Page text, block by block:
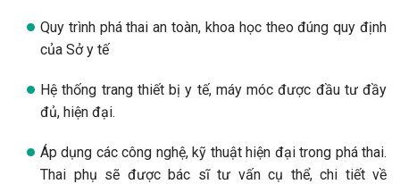
Phòng khám Đa khoa Quốc tế Hà Nội là địa chỉ đình chỉ thai
độ an toàn cao cùng chi phí hợp lý. Phòng khám tiếp nhận
không ít phản hồi tích cực, đánh giá cao của bệnh nhân về
phí phá thai. Phòng khám Đa khoa Quốc tế Hà Nội sở hữu
nhiều ưu điểm nổi bật như: